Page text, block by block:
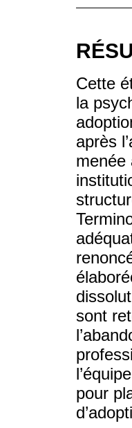
Cette
la
après
menée
sont
pour